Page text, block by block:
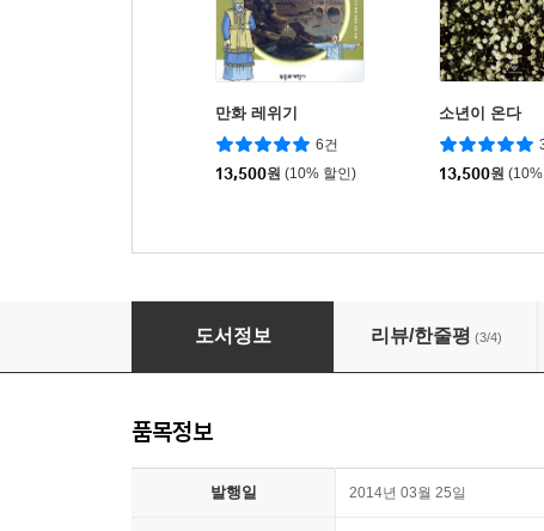
만화 레위기
6건
13,500원 (10% 할인)
소년이 온다
13,500원
만화 신론
도서정보 리뷰/한줄평 (3/4)
품목정보
발행일 2014년 03월 25일